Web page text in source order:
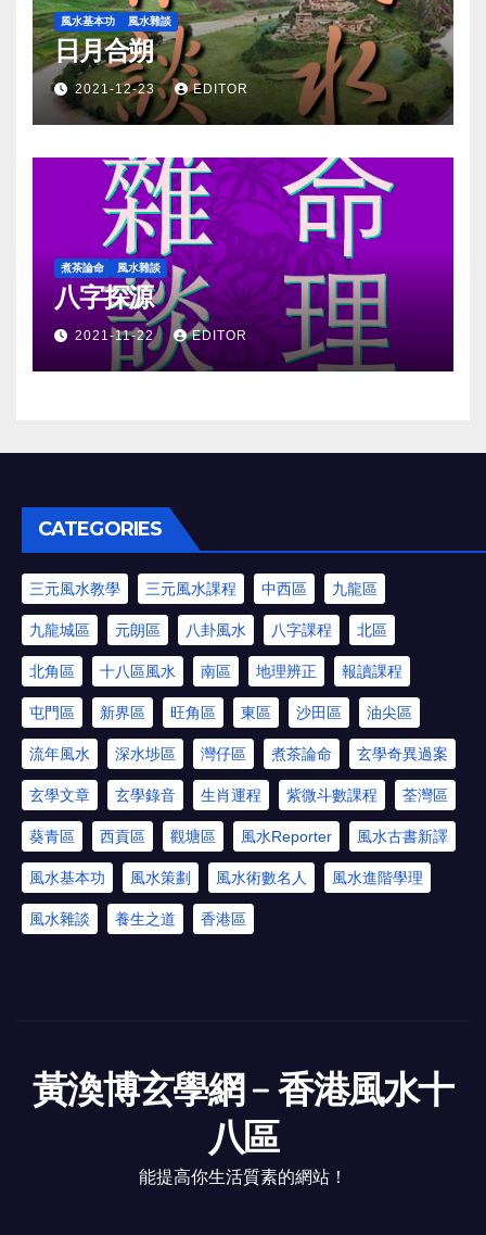
風水基本功 風水雜談
日月合朔
2021-12-23 EDITOR
煮茶論命 風水雜談
八字探源
2021-11-22 EDITOR
CATEGORIES
三元風水教學 三元風水課程 中西區 九龍區
九龍城區 元朗區 八卦風水 八字課程 北區
北角區 十八區風水 南區 地理辨正 報讀課程
屯門區 新界區 旺角區 東區 沙田區 油尖區
流年風水 深水埗區 灣仔區 煮茶論命 玄學奇異過案
玄學文章 玄學錄音 生肖運程 紫微斗數課程 荃灣區
葵青區 西貢區 觀塘區 風水Reporter 風水古書新譯
風水基本功 風水策劃 風水術數名人 風水進階學理
風水雜談 養生之道 香港區
黃渙博玄學網﹣香港風水十
八區
能提高你生活質素的網站！